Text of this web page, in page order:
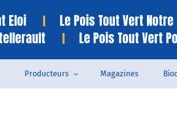
Eloi
Le Pois Tout Vert Notre
Le Pois Tout Vert
Producteurs Magazines